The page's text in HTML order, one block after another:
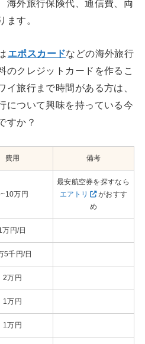
海外旅行保険代、通信費、両
ます。
エポスカードなどの海外旅行
のクレジットカードを作るこ
イ旅行まで時間がある方は、
について興味を持っている今
すか？
費用 備考
万円
最安航空券を探すなら
エアトリ
がおすす
め
万円/日
5千円/日
2万円
1万円
1万円